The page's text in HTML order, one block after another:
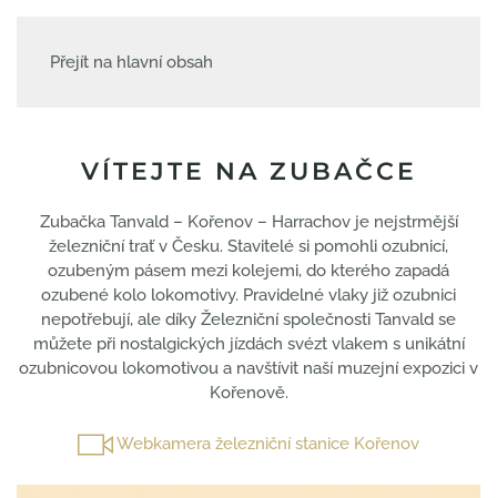
Přejít na hlavní obsah
VÍTEJTE NA ZUBAČCE
Zubačka Tanvald – Kořenov – Harrachov je nejstrmější
železniční trať v Česku. Stavitelé si pomohli ozubnicí,
ozubeným pásem mezi kolejemi, do kterého zapadá
ozubené kolo lokomotivy. Pravidelné vlaky již ozubnici
nepotřebují, ale díky Železniční společnosti Tanvald se
můžete při nostalgických jízdách svézt vlakem s unikátní
ozubnicovou lokomotivou a navštívit naší muzejní expozici v
Kořenově.
Webkamera železniční stanice Kořenov